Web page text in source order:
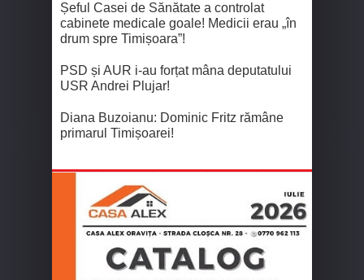
Șeful Casei de Sănătate a controlat
cabinete medicale goale! Medicii erau „în
drum spre Timișoara”!
PSD și AUR i-au forțat mâna deputatului
USR Andrei Plujar!
Diana Buzoianu: Dominic Fritz rămâne
primarul Timișoarei!